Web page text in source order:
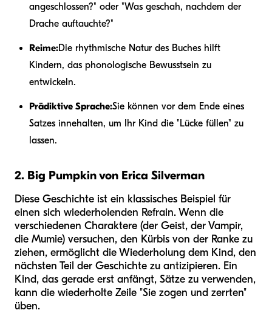
angeschlossen?" oder "Was geschah, nachdem der
Drache auftauchte?"
Reime:Die rhythmische Natur des Buches hilft
Kindern, das phonologische Bewusstsein zu
entwickeln.
Prädiktive Sprache:Sie können vor dem Ende eines
Satzes innehalten, um Ihr Kind die "Lücke füllen" zu
lassen.
2. Big Pumpkin von Erica Silverman
Diese Geschichte ist ein klassisches Beispiel für
einen sich wiederholenden Refrain. Wenn die
verschiedenen Charaktere (der Geist, der Vampir,
die Mumie) versuchen, den Kürbis von der Ranke zu
ziehen, ermöglicht die Wiederholung dem Kind, den
nächsten Teil der Geschichte zu antizipieren. Ein
Kind, das gerade erst anfängt, Sätze zu verwenden,
kann die wiederholte Zeile "Sie zogen und zerrten"
üben.